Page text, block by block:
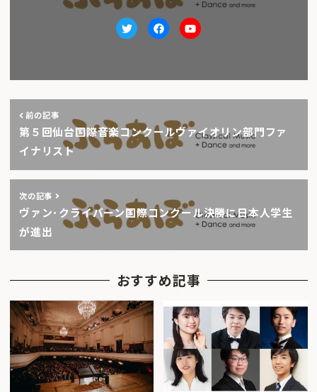
TwitterfacebookYoutube
前の記事
第５回仙台国際音楽コンクールヴァイオリン部門ファ
イナリスト
次の記事
ヴァン･クライバーン国際コンクール決勝に日本人学生
が進出
おすすめ記事